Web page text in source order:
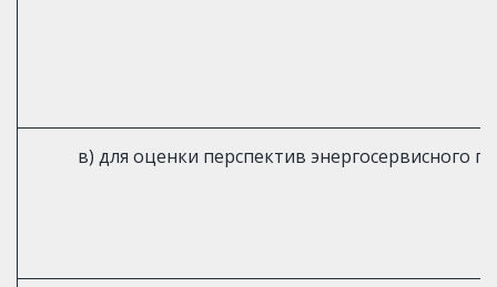
в) для оценки перспектив энергосервисного